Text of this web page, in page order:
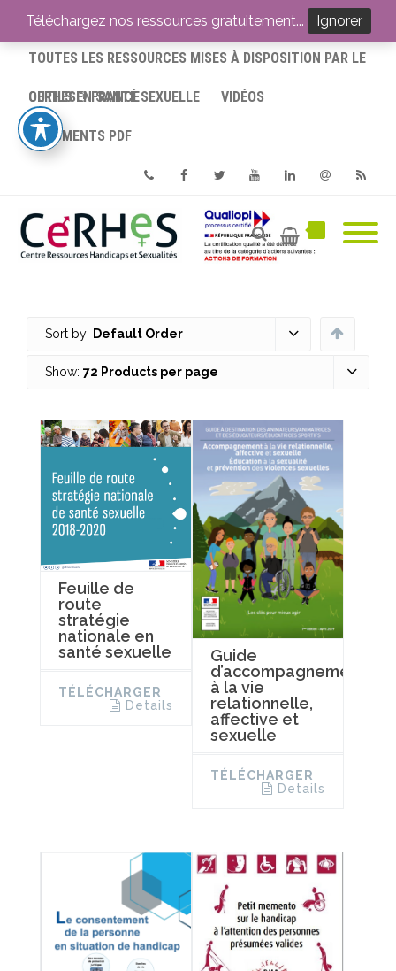
ACCUEIL
TOUTES LES RESSOURCES MISES À DISPOSITION PAR LE
CERHES® FRANCE
OUTILS EN SANTÉ SEXUELLE VIDÉOS
DOCUMENTS PDF
PhoneFacebookTwitterYoutube
Sort by: Default Order
Show: 72 Products per page
Feuille de
route
stratégie
nationale en
santé sexuelle
TÉLÉCHARGER
Details
Guide
d’accompagnement
à la vie
relationnelle,
affective et
sexuelle
TÉLÉCHARGER
Details
Téléchargez nos ressources gratuitement... Ignorer